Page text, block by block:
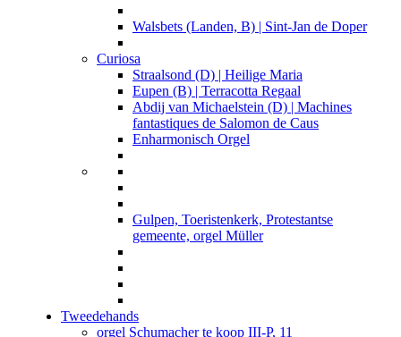
Walsbets (Landen, B) | Sint-Jan de Doper
Curiosa
Straalsond (D) | Heilige Maria
Eupen (B) | Terracotta Regaal
Abdij van Michaelstein (D) | Machines
fantastiques de Salomon de Caus
Enharmonisch Orgel
Gulpen, Toeristenkerk, Protestantse
gemeente, orgel Müller
Tweedehands
orgel Schumacher te koop III-P, 11